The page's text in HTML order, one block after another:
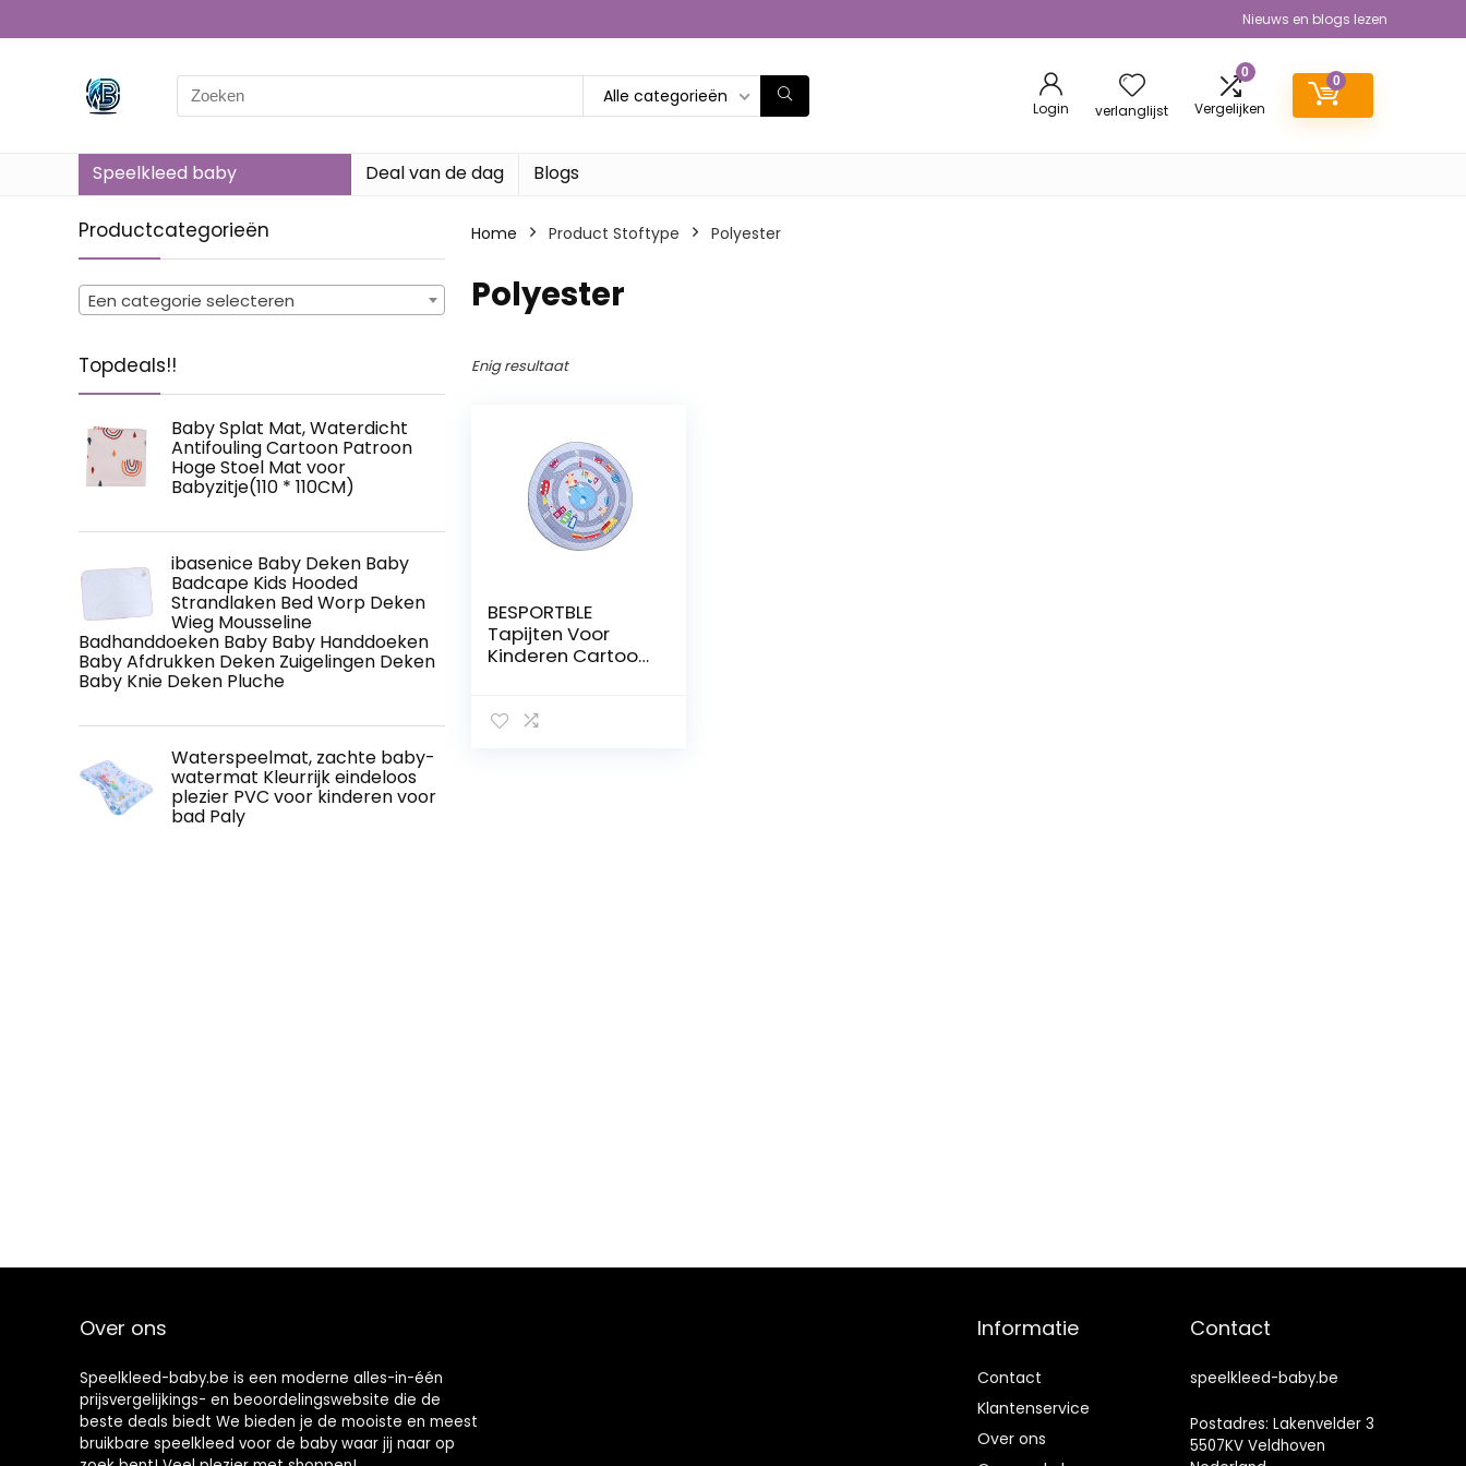
Nieuws en blogs lezen
Search
for:
Alle categorieën
Login verlanglijst
0
Vergelijken
0
Speelkleed baby Deal van de dag Blogs
Productcategorieën
Een categorie selecteren
Topdeals!!
Baby Splat Mat, Waterdicht
Antifouling Cartoon Patroon
Hoge Stoel Mat voor
Babyzitje(110 * 110CM)
ibasenice Baby Deken Baby
Badcape Kids Hooded
Strandlaken Bed Worp Deken
Wieg Mousseline
Badhanddoeken Baby Baby Handdoeken
Baby Afdrukken Deken Zuigelingen Deken
Baby Knie Deken Pluche
Waterspeelmat, zachte baby-
watermat Kleurrijk eindeloos
plezier PVC voor kinderen voor
bad Paly
Home Product Stoftype ‎Polyester
‎Polyester
Enig resultaat
BESPORTBLE
Tapijten Voor
Kinderen Cartoon
Baby Speelkleed
Over ons
Speelkleed-baby.be is een moderne alles-in-één
prijsvergelijkings- en beoordelingswebsite die de
beste deals biedt We bieden je de mooiste en meest
bruikbare speelkleed voor de baby waar jij naar op
Informatie
Contact
Klantenservice
Over ons
Contact
speelkleed-baby.be
Postadres: Lakenvelder 3
5507KV Veldhoven